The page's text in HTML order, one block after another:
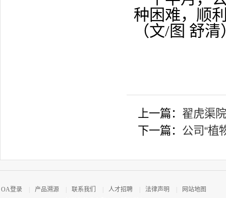
种困难，顺
（文/图 舒清
上一篇： 翟虎渠
下一篇： 公司“植
OA登录 产品溯源 联系我们 人才招聘 法律声明
网站地图